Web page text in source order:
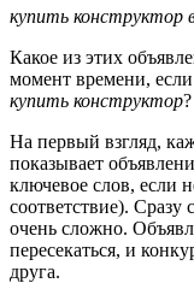
купить конструктор
Какое из этих
момент времени,
купить конструктор?
На первый взгляд,
показывает
ключевое слов, если
соответствие). Сразу
очень сложно.
пересекаться, и
друга.